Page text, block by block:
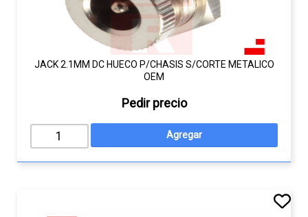
JACK 2.1MM DC HUECO P/CHASIS S/CORTE METALICO
OEM
Pedir precio